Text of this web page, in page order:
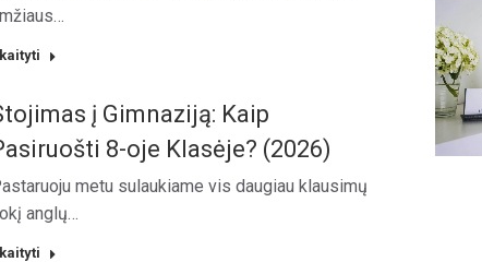
į Gimnaziją: Kaip
8-oje Klasėje? (2026)
metu sulaukiame vis daugiau klausimų
anglų…